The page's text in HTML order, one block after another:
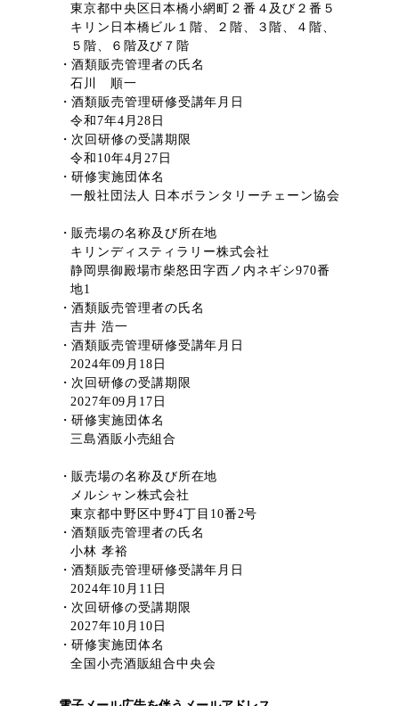
東京都中央区日本橋小網町２番４及び２番５
キリン日本橋ビル１階、２階、３階、４階、
５階、６階及び７階
・酒類販売管理者の氏名
石川 順一
・酒類販売管理研修受講年月日
令和7年4月28日
・次回研修の受講期限
令和10年4月27日
・研修実施団体名
一般社団法人 日本ボランタリーチェーン協会
・販売場の名称及び所在地
キリンディスティラリー株式会社
静岡県御殿場市柴怒田字西ノ内ネギシ970番
地1
・酒類販売管理者の氏名
吉井 浩一
・酒類販売管理研修受講年月日
2024年09月18日
・次回研修の受講期限
2027年09月17日
・研修実施団体名
三島酒販小売組合
・販売場の名称及び所在地
メルシャン株式会社
東京都中野区中野4丁目10番2号
・酒類販売管理者の氏名
小林 孝裕
・酒類販売管理研修受講年月日
2024年10月11日
・次回研修の受講期限
2027年10月10日
・研修実施団体名
全国小売酒販組合中央会